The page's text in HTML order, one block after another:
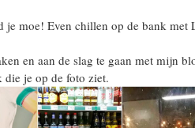
je moe! Even chillen op de bank met
en aan de slag te gaan met mijn
je op de foto ziet.